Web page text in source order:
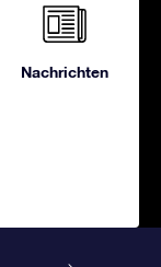
Nachrichten